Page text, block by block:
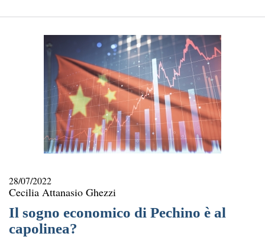
28/07/2022
Cecilia Attanasio Ghezzi
Il sogno economico di Pechino è al
capolinea?